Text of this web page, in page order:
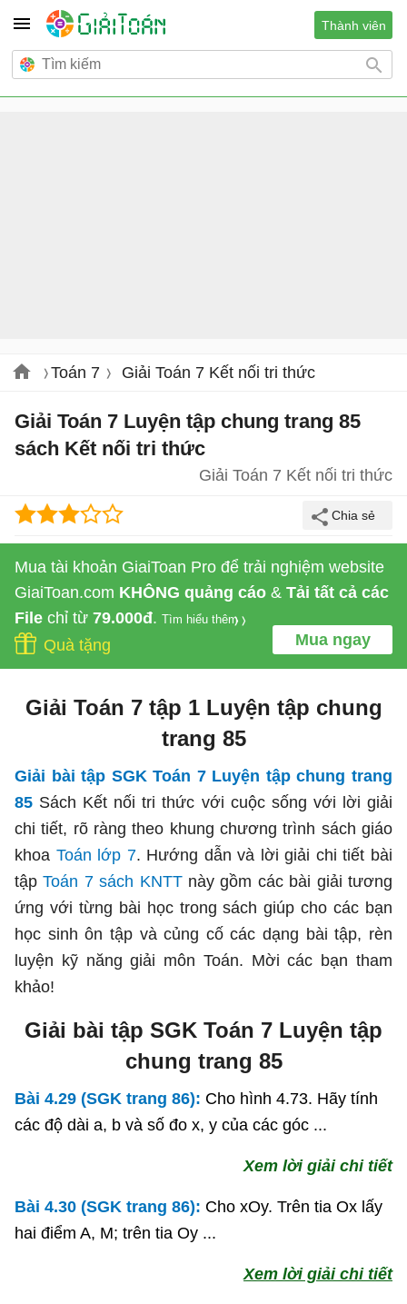
Thành viên
Toán 7 Giải Toán 7 Kết nối tri thức
Giải Toán 7 Luyện tập chung trang 85
sách Kết nối tri thức
Giải Toán 7 Kết nối tri thức
Mua tài khoản GiaiToan Pro để trải nghiệm website
GiaiToan.com KHÔNG quảng cáo & Tải tất cả các
File chỉ từ 79.000đ. Tìm hiểu thêm
Mua ngay
Quà tặng
Giải Toán 7 tập 1 Luyện tập chung
trang 85
Giải bài tập SGK Toán 7 Luyện tập chung trang
85 Sách Kết nối tri thức với cuộc sống với lời giải
chi tiết, rõ ràng theo khung chương trình sách giáo
khoa Toán lớp 7. Hướng dẫn và lời giải chi tiết bài
tậpToán 7 sách KNTTnày gồm các bài giải tương
ứng với từng bài học trong sách giúp cho các bạn
học sinh ôn tập và củng cố các dạng bài tập, rèn
luyện kỹ năng giải môn Toán. Mời các bạn tham
khảo!
Giải bài tập SGK Toán 7 Luyện tập
chung trang 85
Bài 4.29 (SGK trang 86): Cho hình 4.73. Hãy tính
các độ dài a, b và số đo x, y của các góc ...
Xem lời giải chi tiết
Bài 4.30 (SGK trang 86): Cho xOy. Trên tia Ox lấy
hai điểm A, M; trên tia Oy ...
Xem lời giải chi tiết